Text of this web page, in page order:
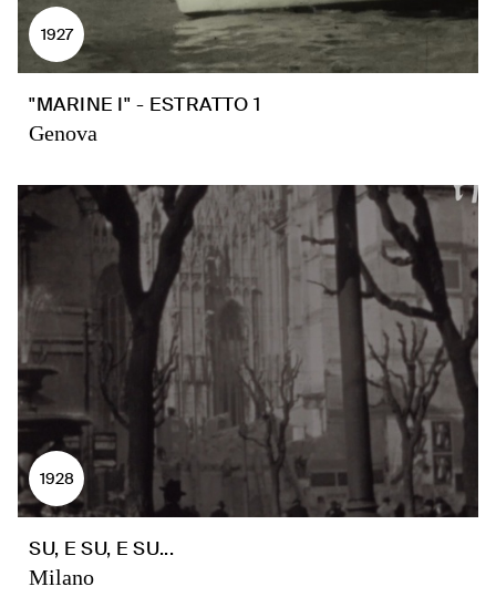
1927
"MARINE I" - ESTRATTO 1
Genova
1928
SU, E SU, E SU...
Milano